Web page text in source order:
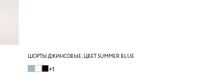
ШОРТЫ ДЖИНСОВЫЕ, ЦВЕТ SUMMER BLUE
+1